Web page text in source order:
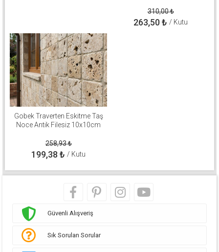
310,00₺
263,50₺ / Kutu
Gobek Traverten Eskitme Taş
Noce Antik Filesiz 10x10cm
258,93₺
199,38 ₺ / Kutu
Güvenli Alışveriş
Sık Sorulan Sorular